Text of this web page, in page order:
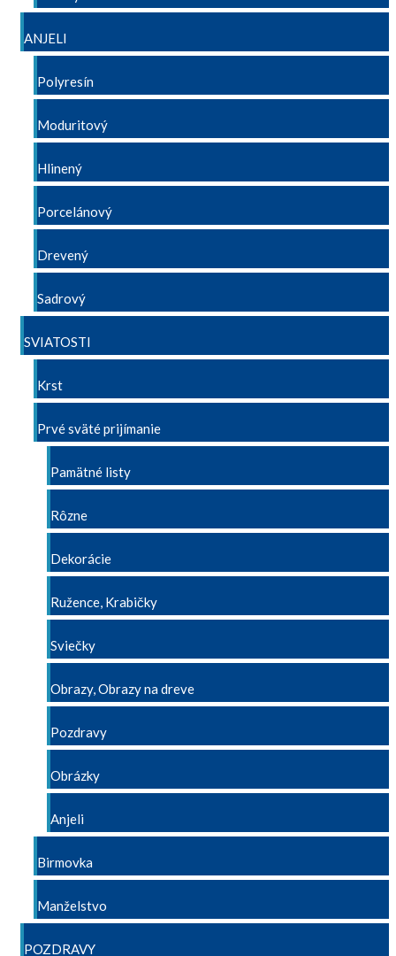
ANJELI
Polyresín
Moduritový
Hlinený
Porcelánový
Drevený
Sadrový
SVIATOSTI
Krst
Prvé sväté prijímanie
Pamätné listy
Rôzne
Dekorácie
Ružence, Krabičky
Sviečky
Obrazy, Obrazy na dreve
Pozdravy
Obrázky
Anjeli
Birmovka
Manželstvo
POZDRAVY